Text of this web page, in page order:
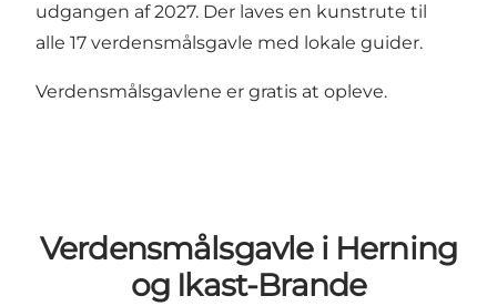
udgangen af 2027. Der laves en kunstrute til
alle 17 verdensmålsgavle med lokale guider.
Verdensmålsgavlene er gratis at opleve.
Verdensmålsgavle i Herning
og Ikast-Brande